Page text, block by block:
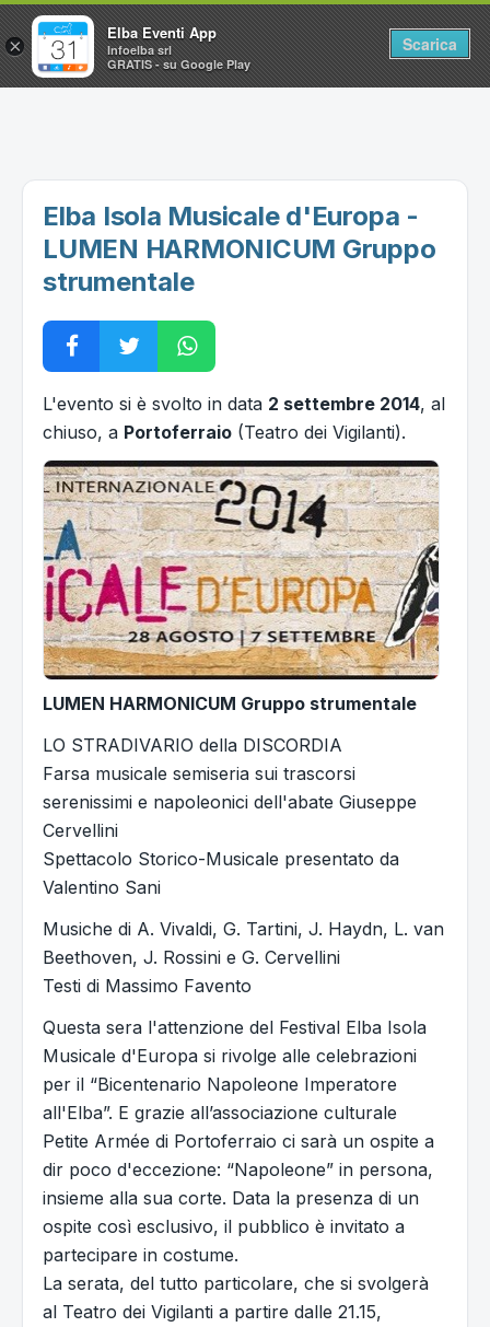
Home
Utilità
Elba Isola Musicale d'Europa -
LUMEN HARMONICUM Gruppo
strumentale
L'evento si è svolto in data 2 settembre 2014, al
chiuso, a Portoferraio (Teatro dei Vigilanti).
LUMEN HARMONICUM Gruppo strumentale
LO STRADIVARIO della DISCORDIA
Farsa musicale semiseria sui trascorsi
serenissimi e napoleonici dell'abate Giuseppe
Cervellini
Spettacolo Storico-Musicale presentato da
Valentino Sani
Musiche di A. Vivaldi, G. Tartini, J. Haydn, L. van
Beethoven, J. Rossini e G. Cervellini
Testi di Massimo Favento
Questa sera l'attenzione del Festival Elba Isola
Musicale d'Europa si rivolge alle celebrazioni
per il “Bicentenario Napoleone Imperatore
all'Elba”. E grazie all’associazione culturale
Petite Armée di Portoferraio ci sarà un ospite a
dir poco d'eccezione: “Napoleone” in persona,
insieme alla sua corte. Data la presenza di un
ospite così esclusivo, il pubblico è invitato a
partecipare in costume.
La serata, del tutto particolare, che si svolgerà
al Teatro dei Vigilanti a partire dalle 21.15,
×
Elba Eventi App
Infoelba srl
GRATIS - su Google Play
Scarica